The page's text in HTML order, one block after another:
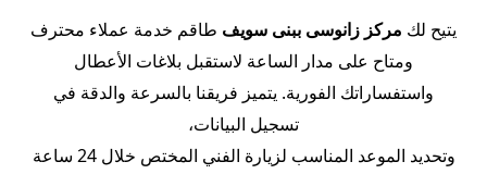
يتيح لك مركز زانوسى ببنى سويف طاقم خدمة عملاء محترف
ومتاح على مدار الساعة لاستقبل بلاغات الأعطال
واستفساراتك الفورية. يتميز فريقنا بالسرعة والدقة في
تسجيل البيانات،
وتحديد الموعد المناسب لزيارة الفني المختص خلال 24 ساعة